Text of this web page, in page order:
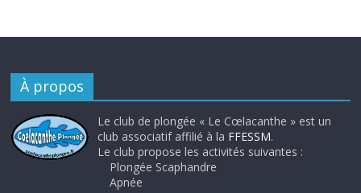
À propos
Le club de plongée « Le Cœlacanthe » est un
club associatif affilié à la FFESSM.
Le club propose les activités suivantes :
Plongée Scaphandre
Apnée